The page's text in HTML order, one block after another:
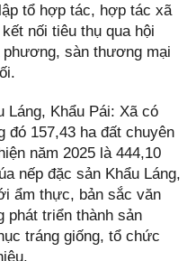
tổ hợp tác, hợp tác xã
nối tiêu thụ qua hội
sàn thương mại
Láng, Khẩu Pái: Xã có
đó 157,43 ha đất chuyên
năm 2025 là 444,10
nếp đặc sản Khẩu Láng,
ẩm thực, bản sắc văn
phát triển thành sản
tráng giống, tổ chức